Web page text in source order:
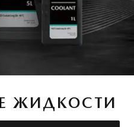
ЖИДКОСТИ